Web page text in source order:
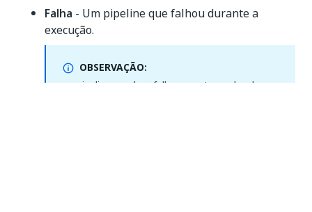
Falha - Um pipeline que falhou durante a
execução.
OBSERVAÇÃO:
os pipelines podem falhar se o tamanho do